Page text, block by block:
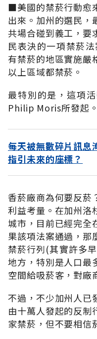
■美國的禁菸行動愈
出來。加州的選民，
共場合碰到義工，要
民表決的一項禁菸
有禁菸的地區實施嚴
以上區域都禁菸。
最特別的是，這項
Philip Moris所發起。
每天被無數碎片訊息
指引未來的座標？
香菸廠商為何要反菸
利益考量。在加州洛
城市，目前已經完全
果該項法案通過，那
禁菸行列(其實許多
地方，特別是人口最
空間給吸菸客，對廠
不過，不少加州人已
由十萬人發起的反制
家禁菸，但不要相信